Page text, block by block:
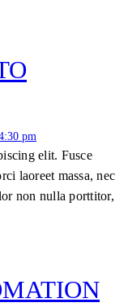
pm
elit. Fusce
laoreet massa, nec
non nulla porttitor,